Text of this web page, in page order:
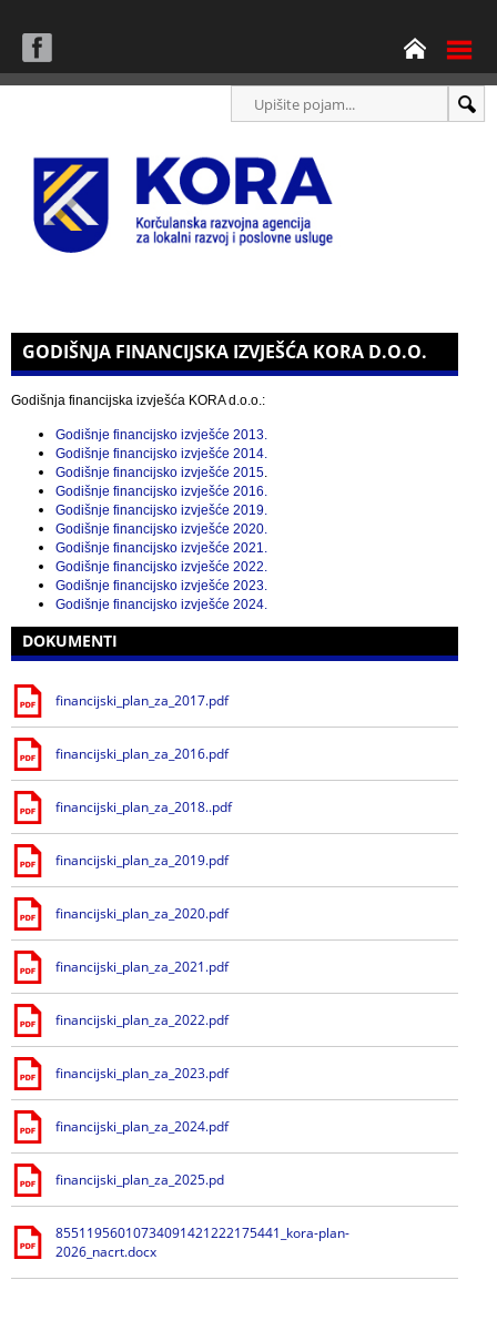
GODIŠNJA FINANCIJSKA IZVJEŠĆA KORA D.O.O.
Godišnja financijska izvješća KORA d.o.o.:
Godišnje financijsko izvješće 2013.
Godišnje financijsko izvješće 2014.
Godišnje financijsko izvješće 2015.
Godišnje financijsko izvješće 2016.
Godišnje financijsko izvješće 2019.
Godišnje financijsko izvješće 2020.
Godišnje financijsko izvješće 2021.
Godišnje financijsko izvješće 2022.
Godišnje financijsko izvješće 2023.
Godišnje financijsko izvješće 2024.
DOKUMENTI
financijski_plan_za_2017.pdf
financijski_plan_za_2016.pdf
financijski_plan_za_2018..pdf
financijski_plan_za_2019.pdf
financijski_plan_za_2020.pdf
financijski_plan_za_2021.pdf
financijski_plan_za_2022.pdf
financijski_plan_za_2023.pdf
financijski_plan_za_2024.pdf
financijski_plan_za_2025.pd
85511956010734091421222175441_kora-plan-
2026_nacrt.docx